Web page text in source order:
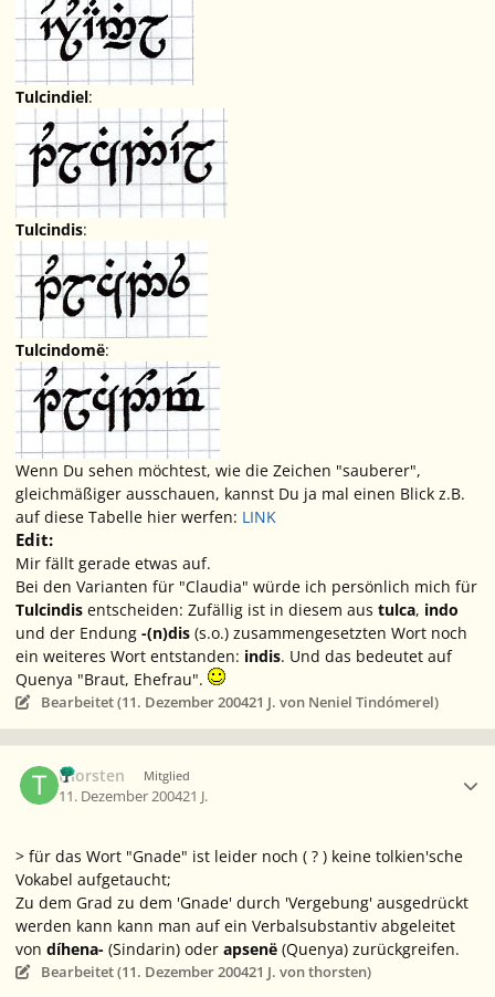
Tulcindiel:
Tulcindis:
Tulcindomë:
Wenn Du sehen möchtest, wie die Zeichen "sauberer",
gleichmäßiger ausschauen, kannst Du ja mal einen Blick z.B.
auf diese Tabelle hier werfen: LINK
Edit:
Mir fällt gerade etwas auf.
Bei den Varianten für "Claudia" würde ich persönlich mich für
Tulcindis entscheiden: Zufällig ist in diesem aus tulca, indo
und der Endung -(n)dis (s.o.) zusammengesetzten Wort noch
ein weiteres Wort entstanden: indis. Und das bedeutet auf
Quenya "Braut, Ehefrau".
Bearbeitet (11. Dezember 200421 J. von Neniel Tindómerel)
thorsten Mitglied
11. Dezember 200421 J.
> für das Wort "Gnade" ist leider noch ( ? ) keine tolkien'sche
Vokabel aufgetaucht;
Zu dem Grad zu dem 'Gnade' durch 'Vergebung' ausgedrückt
werden kann kann man auf ein Verbalsubstantiv abgeleitet
von díhena- (Sindarin) oder apsenë (Quenya) zurückgreifen.
Bearbeitet (11. Dezember 200421 J. von thorsten)